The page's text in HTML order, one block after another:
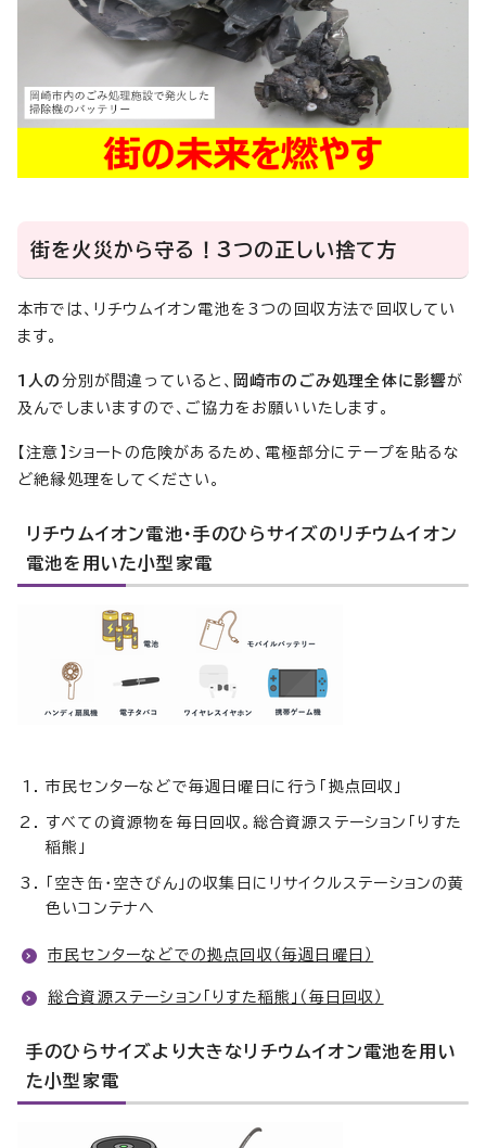
街を火災から守る！3つの正しい捨て方
本市では、リチウムイオン電池を3つの回収方法で回収してい
ます。
1人の 分別が間違っていると、 岡崎市のごみ処理全体に影響が
及んでしまいますので、ご協力をお願いいたします。
【注意】ショートの危険があるため、電極部分にテープを貼るな
ど絶縁処理をしてください。
リチウムイオン電池・手のひらサイズのリチウムイオン
電池を用いた小型家電
市民センターなどで毎週日曜日に行う「拠点回収」
すべての資源物を毎日回収。総合資源ステーション「りすた
稲熊」
「空き缶・空きびん」の収集日にリサイクルステーションの黄
色いコンテナへ
市民センターなどでの拠点回収（毎週日曜日）
総合資源ステーション「りすた稲熊」（毎日回収）
手のひらサイズより大きなリチウムイオン電池を用い
た小型家電